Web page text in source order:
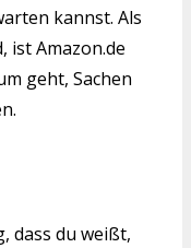
kannst. Als
ist Amazon.de
geht, Sachen
dass du weißt,